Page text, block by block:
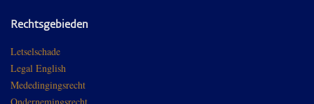
Rechtsgebieden
Letselschade
Legal English
Mededingingsrecht